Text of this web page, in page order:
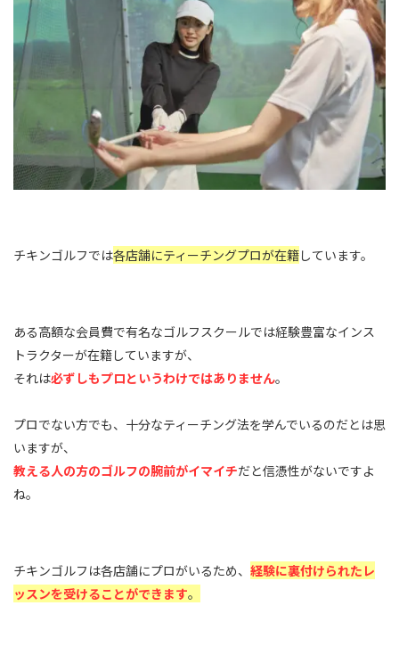
チキンゴルフでは各店舗にティーチングプロが在籍しています。
ある高額な会員費で有名なゴルフスクールでは経験豊富なインス
トラクターが在籍していますが、
それは必ずしもプロというわけではありません。
プロでない方でも、十分なティーチング法を学んでいるのだとは思
いますが、
教える人の方のゴルフの腕前がイマイチだと信憑性がないですよ
ね。
チキンゴルフは各店舗にプロがいるため、 経験に裏付けられたレ
ッスンを受けることができます。